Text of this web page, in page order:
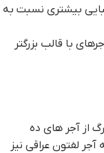
بیشتری نسبت به
با قالب بزرگتر
بزرگ از آجر های ده
های 7 سانتی به آجر لفتون عراقی نیز